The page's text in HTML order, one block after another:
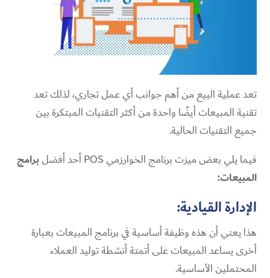
تعد عملية البيع من أهم جوانب أي عمل تجاري، لذلك تعد
تقنية المبيعات أيضًا واحدة من أكثر التقنيات المبتكرة بين
جميع التقنيات الحالية.
فيما يلي بعض ميزت برنامج الخوارزمي POS أحد أفضل
برامج
المبيعات:
الإدارة القيادية:
هذا يعني أن هذه وظيفة أساسية في برنامج المبيعات بعبارة
أخرى يساعد المبيعات على أتمتة أنشطة توليد العملاء
المحتملين الأساسية.